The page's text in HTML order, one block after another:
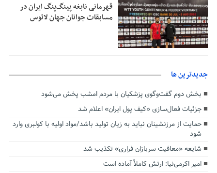
قهرمانی نابغه پینگ‌پنگ ایران در
مسابقات جوانان جهان لائوس
جديدترين ها
بخش دوم گفت‌وگوی پزشکیان با مردم امشب پخش می‌شود
جزئیات فعال‌سازی «کیف پول ایران» اعلام شد
حمایت از مرزنشینان نباید به زیان تولید باشد/مواد اولیه با کولبری وارد
شود
شایعه «معافیت سربازان فراری» تکذیب شد
امیر اکرمی‌نیا: ارتش کاملاً آماده است